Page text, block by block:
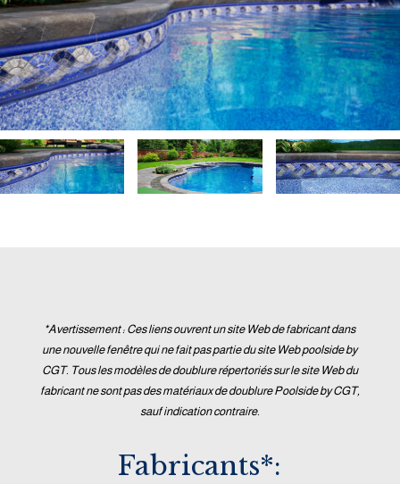
*Avertissement : Ces liens ouvrent un site Web de fabricant dans
une nouvelle fenêtre qui ne fait pas partie du site Web poolside by
CGT. Tous les modèles de doublure répertoriés sur le site Web du
fabricant ne sont pas des matériaux de doublure Poolside by CGT,
sauf indication contraire.
Fabricants*: